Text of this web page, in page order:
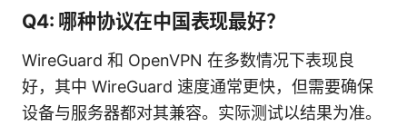
Q4: 哪种协议在中国表现最好？
WireGuard 和 OpenVPN 在多数情况下表现良
好，其中 WireGuard 速度通常更快，但需要确保
设备与服务器都对其兼容。实际测试以结果为准。